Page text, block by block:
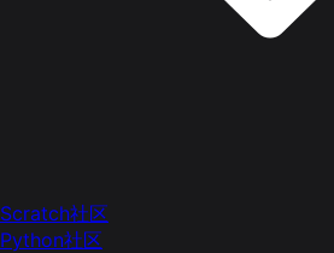
Scratch社区
Python社区